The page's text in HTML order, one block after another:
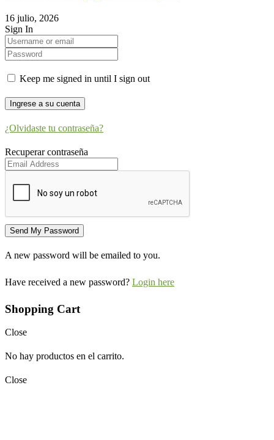
16 julio, 2026
Sign In
Keep me signed in until I sign out
¿Olvidaste tu contraseña?
Recuperar contraseña
A new password will be emailed to you.
Have received a new password? Login here
Shopping Cart
Close
No hay productos en el carrito.
Close